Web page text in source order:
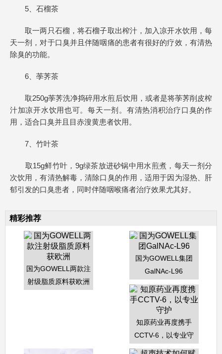
5、石榴茶
取一两只石榴，将石榴子取出榨汁，加入凉开水饮用，每
天一剂，对于口臭并且伴随咽痛的患者有很好的疗效，有清热
除臭的功能。
6、荸荠茶
取250g荸荠洗净捣碎用水煎后饮用，或者是将荸荠削皮榨
汁加凉开水饮用也可。每天一剂。有清热消积治疗口臭的作
用，适合口臭并且目赤溲黄患者饮用。
7、竹叶茶
取15g鲜竹叶，9g绿茶放进砂锅中用水煎煮，每天一剂分
次饮用，有清热解毒，清除口臭的作用，适用于因为湿热、肝
郁引发的口臭患者，同时伴随咽喉痛者治疗效果尤其好。
精彩推荐
国为GOWELL两款注
射级脂质原料获欧洲
国为GOWELL集团
GalNAc-L96
知原药业再度携手
CCTV-6，以专业守
护